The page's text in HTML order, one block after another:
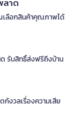
เลือกสินค้าคุณภาพได้
รับสิทธิ์ส่งฟรีถึงบ้าน
งวลเรื่องความเสีย